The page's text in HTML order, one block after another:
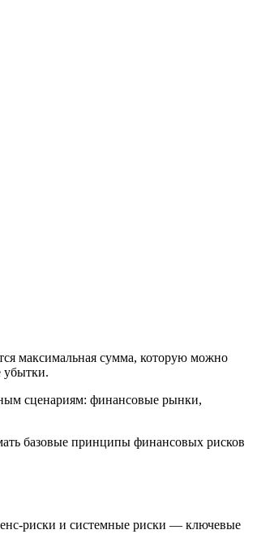
максимальная сумма, которую можно
убытки.
сценариям: финансовые рынки,
базовые принципы финансовых рисков
риски и системные риски — ключевые